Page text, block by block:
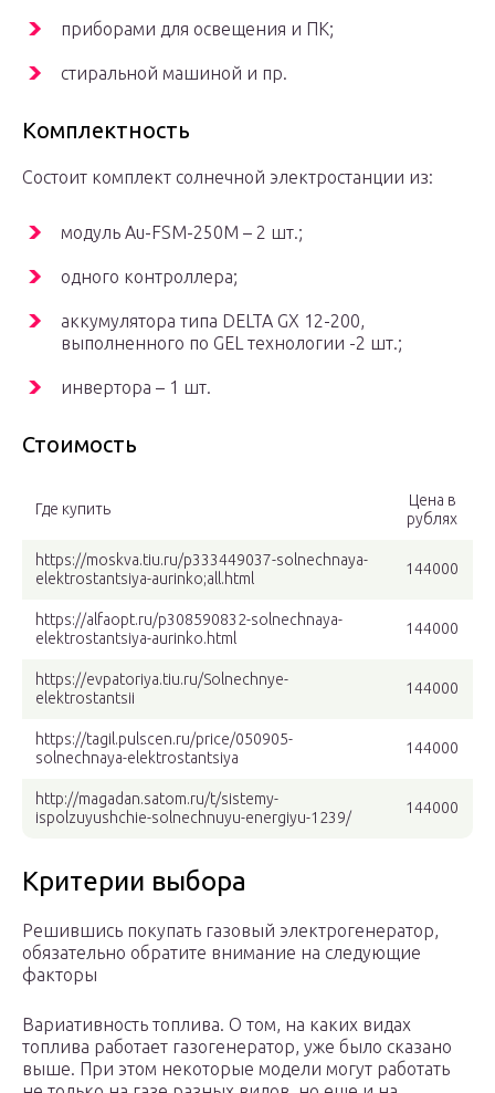
приборами для освещения и ПК;
стиральной машиной и пр.
Комплектность
Состоит комплект солнечной электростанции из:
модуль Au-FSM-250M – 2 шт.;
одного контроллера;
аккумулятора типа DELTA GX 12-200,
выполненного по GEL технологии -2 шт.;
инвертора – 1 шт.
Стоимость
Где купить
Цена в
рублях
https://moskva.tiu.ru/p333449037-solnechnaya-
elektrostantsiya-aurinko;all.html
144000
https://alfaopt.ru/p308590832-solnechnaya-
elektrostantsiya-aurinko.html
144000
https://evpatoriya.tiu.ru/Solnechnye-
elektrostantsii
144000
https://tagil.pulscen.ru/price/050905-
solnechnaya-elektrostantsiya
144000
http://magadan.satom.ru/t/sistemy-
ispolzuyushchie-solnechnuyu-energiyu-1239/
144000
Критерии выбора
Решившись покупать газовый электрогенератор,
обязательно обратите внимание на следующие
факторы
Вариативность топлива. О том, на каких видах
топлива работает газогенератор, уже было сказано
выше. При этом некоторые модели могут работать